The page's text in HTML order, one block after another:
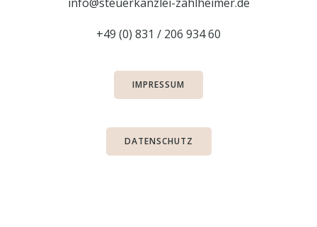
+49 (0) 831 / 206 934 60
IMPRESSUM
DATENSCHUTZ